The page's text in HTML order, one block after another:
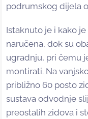
podrumskog dijela
Istaknuto je i kako
naručena, dok su
ugradnju, pri čemu
montirati. Na
približno 60 posto
sustava odvodnje
preostalih zidova i